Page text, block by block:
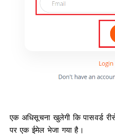
एक अधिसूचना खुलेगी कि पासवर्ड
पर एक ईमेल भेजा गया है।